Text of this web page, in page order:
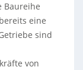
Baureihe
eine
sind
von